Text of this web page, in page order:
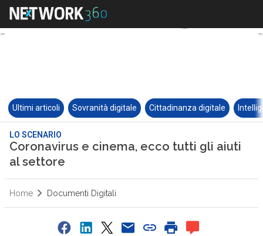
Ultimi articoli Sovranità digitale Cittadinanza digitale
LO SCENARIO
Coronavirus e cinema, ecco tutti gli aiuti
al settore
Home Documenti Digitali